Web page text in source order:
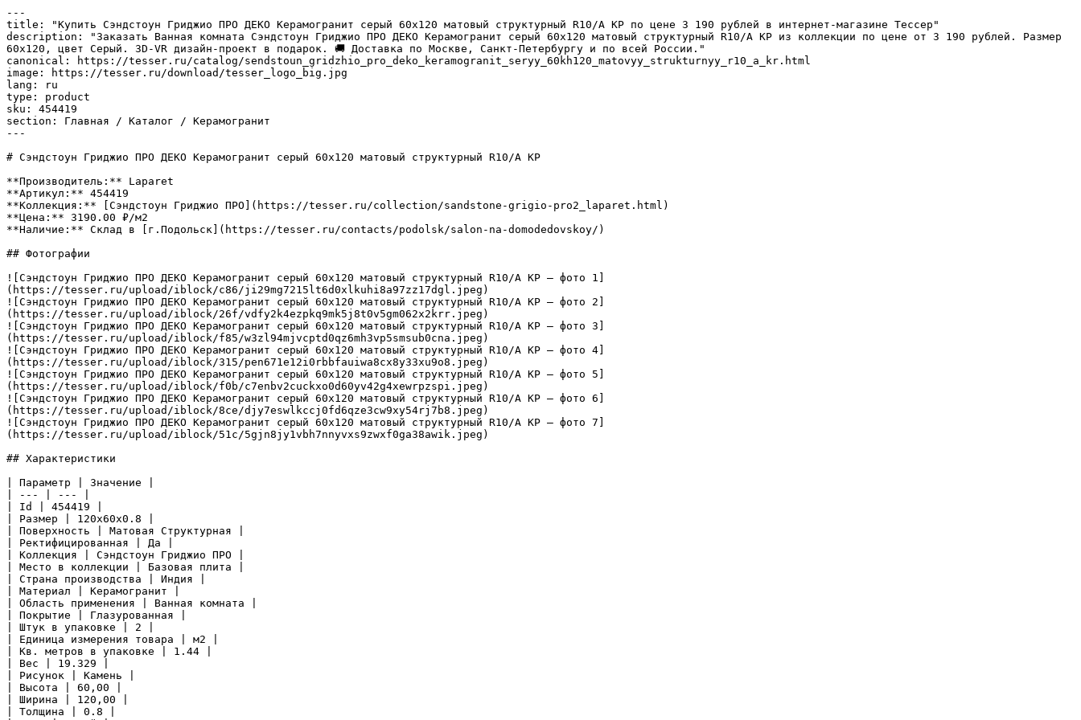
---
title: "Купить Сэндстоун Гриджио ПРО ДЕКО Керамогранит серый 60х120 матовый структурный R10/A КР по цене 3 190 рублей в интернет-магазине Тессер"
description: "Заказать Ванная комната Сэндстоун Гриджио ПРО ДЕКО Керамогранит серый 60х120 матовый структурный R10/A КР из коллекции по цене от 3 190 рублей. Размер
60x120, цвет Серый. 3D-VR дизайн-проект в подарок. 🚚 Доставка по Москве, Санкт-Петербургу и по всей России."
canonical: https://tesser.ru/catalog/sendstoun_gridzhio_pro_deko_keramogranit_seryy_60kh120_matovyy_strukturnyy_r10_a_kr.html
image: https://tesser.ru/download/tesser_logo_big.jpg
lang: ru
type: product
sku: 454419
section: Главная / Каталог / Керамогранит
---
# Сэндстоун Гриджио ПРО ДЕКО Керамогранит серый 60х120 матовый структурный R10/A КР
**Производитель:** Laparet
**Артикул:** 454419
**Коллекция:** [Сэндстоун Гриджио ПРО](https://tesser.ru/collection/sandstone-grigio-pro2_laparet.html)
**Цена:** 3190.00 ₽/м2
**Наличие:** Склад в [г.Подольск](https://tesser.ru/contacts/podolsk/salon-na-domodedovskoy/)
## Фотографии
![Сэндстоун Гриджио ПРО ДЕКО Керамогранит серый 60х120 матовый структурный R10/A КР — фото 1]
(https://tesser.ru/upload/iblock/c86/ji29mg7215lt6d0xlkuhi8a97zz17dgl.jpeg)
![Сэндстоун Гриджио ПРО ДЕКО Керамогранит серый 60х120 матовый структурный R10/A КР — фото 2]
(https://tesser.ru/upload/iblock/26f/vdfy2k4ezpkq9mk5j8t0v5gm062x2krr.jpeg)
![Сэндстоун Гриджио ПРО ДЕКО Керамогранит серый 60х120 матовый структурный R10/A КР — фото 3]
(https://tesser.ru/upload/iblock/f85/w3zl94mjvcptd0qz6mh3vp5smsub0cna.jpeg)
![Сэндстоун Гриджио ПРО ДЕКО Керамогранит серый 60х120 матовый структурный R10/A КР — фото 4]
(https://tesser.ru/upload/iblock/315/pen671e12i0rbbfauiwa8cx8y33xu9o8.jpeg)
![Сэндстоун Гриджио ПРО ДЕКО Керамогранит серый 60х120 матовый структурный R10/A КР — фото 5]
(https://tesser.ru/upload/iblock/f0b/c7enbv2cuckxo0d60yv42g4xewrpzspi.jpeg)
![Сэндстоун Гриджио ПРО ДЕКО Керамогранит серый 60х120 матовый структурный R10/A КР — фото 6]
(https://tesser.ru/upload/iblock/8ce/djy7eswlkccj0fd6qze3cw9xy54rj7b8.jpeg)
![Сэндстоун Гриджио ПРО ДЕКО Керамогранит серый 60х120 матовый структурный R10/A КР — фото 7]
(https://tesser.ru/upload/iblock/51c/5gjn8jy1vbh7nnyvxs9zwxf0ga38awik.jpeg)
## Характеристики
| Параметр | Значение |
| --- | --- |
| Id | 454419 |
| Размер | 120x60x0.8 |
| Поверхность | Матовая Структурная |
| Ректифицированная | Да |
| Коллекция | Сэндстоун Гриджио ПРО |
| Место в коллекции | Базовая плита |
| Страна производства | Индия |
| Материал | Керамогранит |
| Область применения | Ванная комната |
| Покрытие | Глазурованная |
| Штук в упаковке | 2 |
| Единица измерения товара | м2 |
| Кв. метров в упаковке | 1.44 |
| Вес | 19.329 |
| Рисунок | Камень |
| Высота | 60,00 |
| Ширина | 120,00 |
| Толщина | 0.8 |